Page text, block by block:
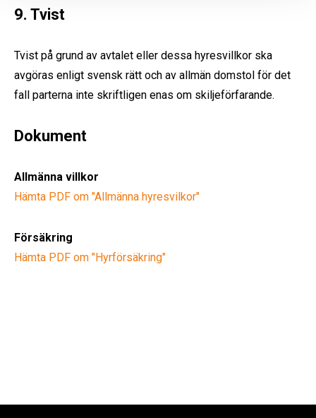
9. Tvist
Tvist på grund av avtalet eller dessa hyresvillkor ska
avgöras enligt svensk rätt och av allmän domstol för det
fall parterna inte skriftligen enas om skiljeförfarande.
Dokument
Allmänna villkor
Hämta PDF om "Allmänna hyresvilkor"
Försäkring
Hämta PDF om "Hyrförsäkring"